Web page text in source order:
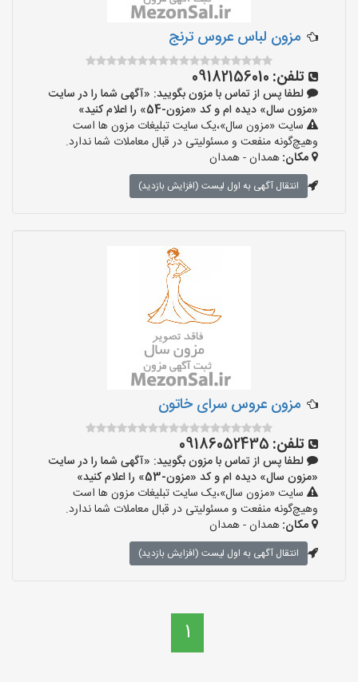
مزون لباس عروس ترنج
تلفن: 09182156010
لطفا پس از تماس با مزون بگویید: «آگهی شما را در سایت
«مزون سال» دیده ام و کد «مزون-54» را اعلام کنید»
سایت «مزون سال»،یک سایت تبلیغات مزون ها است
وهیچ‌گونه منفعت و مسئولیتی در قبال معاملات شما ندارد.
مکان:همدان - همدان
انتقال آگهی به اول لیست (افزایش بازدید)
مزون عروس سرای خاتون
تلفن: 09186052435
لطفا پس از تماس با مزون بگویید: «آگهی شما را در سایت
«مزون سال» دیده ام و کد «مزون-53» را اعلام کنید»
سایت «مزون سال»،یک سایت تبلیغات مزون ها است
وهیچ‌گونه منفعت و مسئولیتی در قبال معاملات شما ندارد.
مکان:همدان - همدان
انتقال آگهی به اول لیست (افزایش بازدید)
1